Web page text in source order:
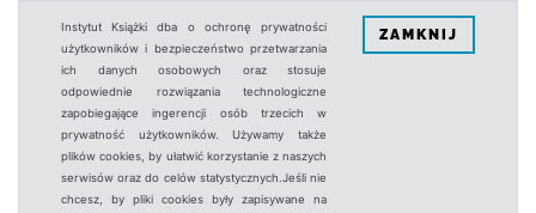
Instytut Książki dba o ochronę prywatności
użytkowników i bezpieczeństwo przetwarzania
ich danych osobowych oraz stosuje
odpowiednie rozwiązania technologiczne
zapobiegające ingerencji osób trzecich w
prywatność użytkowników. Używamy także
plików cookies, by ułatwić korzystanie z naszych
serwisów oraz do celów statystycznych.Jeśli nie
chcesz, by pliki cookies były zapisywane na
ZAMKNIJ